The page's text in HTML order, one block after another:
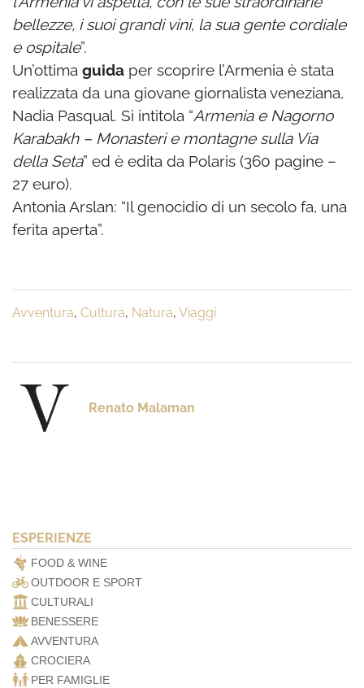
bellezze, i suoi grandi vini, la sua gente cordiale
e ospitale”.
Un’ottima guida per scoprire l’Armenia è stata
realizzata da una giovane giornalista veneziana,
Nadia Pasqual. Si intitola “Armenia e Nagorno
Karabakh – Monasteri e montagne sulla Via
della Seta” ed è edita da Polaris (360 pagine –
27 euro).
Antonia Arslan: “Il genocidio di un secolo fa, una
ferita aperta”.
Avventura, Cultura, Natura, Viaggi
Renato Malaman
ESPERIENZE
FOOD & WINE
OUTDOOR E SPORT
CULTURALI
BENESSERE
AVVENTURA
CROCIERA
PER FAMIGLIE